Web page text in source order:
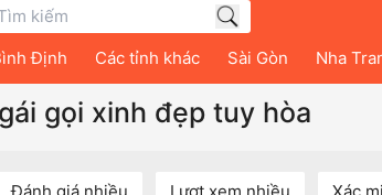
Định Các tỉnh khác Sài Gòn Nha
gọi xinh đẹp tuy hòa